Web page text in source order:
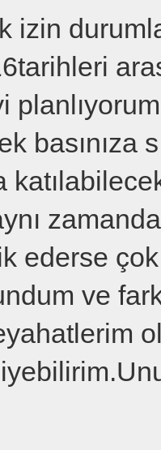
izin
basınıza
ederse
ve